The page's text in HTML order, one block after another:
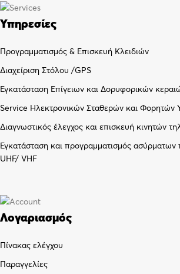
Υπηρεσίες
Προγραμματισμός & Επισκευή Κλειδιών
Διαχείριση Στόλου /GPS
Εγκατάσταση Επίγειων και Δορυφορικών
Service Ηλεκτρονικών Σταθερών και Φορητών
Διαγνωστικός έλεγχος και επισκευή κινητών
Εγκατάσταση και προγραμματισμός
UHF/ VHF
Λογαριασμός
Πίνακας ελέγχου
Παραγγελίες